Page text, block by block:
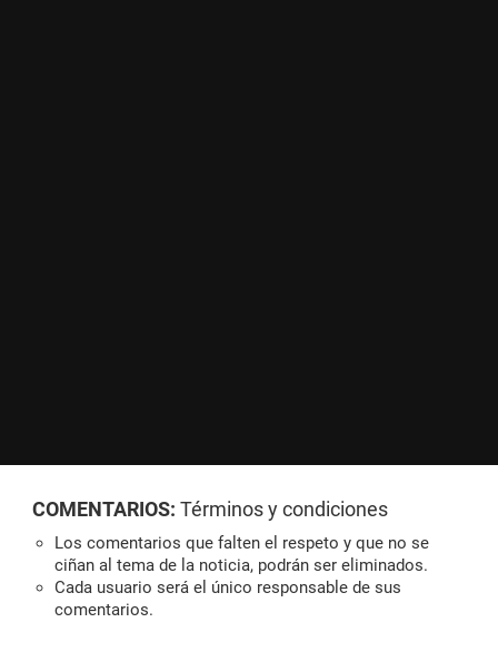
COMENTARIOS: Términos y condiciones
Los comentarios que falten el respeto y que no se
ciñan al tema de la noticia, podrán ser eliminados.
Cada usuario será el único responsable de sus
comentarios.